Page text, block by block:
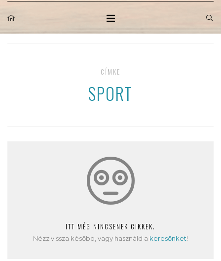
CÍMKE
SPORT
ITT MÉG NINCSENEK CIKKEK.
Nézz vissza később, vagy használd a keresőnket!